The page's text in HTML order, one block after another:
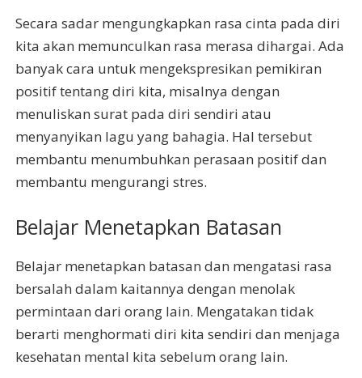
Secara sadar mengungkapkan rasa cinta pada diri
kita akan memunculkan rasa merasa dihargai. Ada
banyak cara untuk mengekspresikan pemikiran
positif tentang diri kita, misalnya dengan
menuliskan surat pada diri sendiri atau
menyanyikan lagu yang bahagia. Hal tersebut
membantu menumbuhkan perasaan positif dan
membantu mengurangi stres.
Belajar Menetapkan Batasan
Belajar menetapkan batasan dan mengatasi rasa
bersalah dalam kaitannya dengan menolak
permintaan dari orang lain. Mengatakan tidak
berarti menghormati diri kita sendiri dan menjaga
kesehatan mental kita sebelum orang lain.